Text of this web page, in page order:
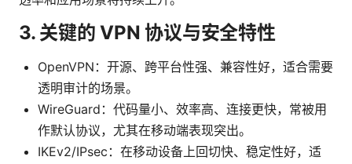
3. 关键的 VPN 协议与安全特性
OpenVPN：开源、跨平台性强、兼容性好，适合需要
透明审计的场景。
WireGuard：代码量小、效率高、连接更快，常被用
作默认协议，尤其在移动端表现突出。
IKEv2/IPsec：在移动设备上回切快、稳定性好，适